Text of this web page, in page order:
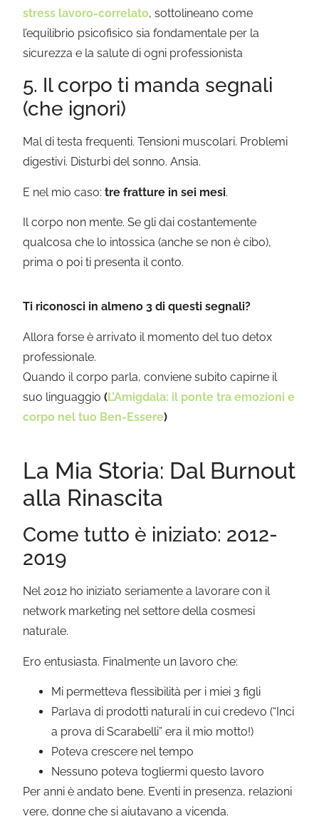
stress lavoro-correlato, sottolineano come
l’equilibrio psicofisico sia fondamentale per la
sicurezza e la salute di ogni professionista
5. Il corpo ti manda segnali
(che ignori)
Mal di testa frequenti. Tensioni muscolari. Problemi
digestivi. Disturbi del sonno. Ansia.
E nel mio caso:tre fratture in sei mesi.
Il corpo non mente. Se gli dai costantemente
qualcosa che lo intossica (anche se non è cibo),
prima o poi ti presenta il conto.
Ti riconosci in almeno 3 di questi segnali?
Allora forse è arrivato il momento del tuo detox
professionale.
Quando il corpo parla, conviene subito capirne il
suo linguaggio(L’Amigdala: il ponte tra emozioni e
corpo nel tuo Ben-Essere)
La Mia Storia: Dal Burnout
alla Rinascita
Come tutto è iniziato: 2012-
2019
Nel 2012 ho iniziato seriamente a lavorare con il
network marketing nel settore della cosmesi
naturale.
Ero entusiasta. Finalmente un lavoro che:
Mi permetteva flessibilità per i miei 3 figli
Parlava di prodotti naturali in cui credevo (“Inci
a prova di Scarabelli” era il mio motto!)
Poteva crescere nel tempo
Nessuno poteva togliermi questo lavoro
Per anni è andato bene. Eventi in presenza, relazioni
vere, donne che si aiutavano a vicenda.